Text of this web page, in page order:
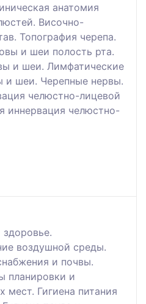
анатомия
Височно-
Топография черепа.
и шеи полость рта.
и шеи. Лимфатические
и шеи. Черепные нервы.
челюстно-лицевой
иннервация челюстно-
воздушной среды.
и почвы.
планировки и
мест. Гигиена питания